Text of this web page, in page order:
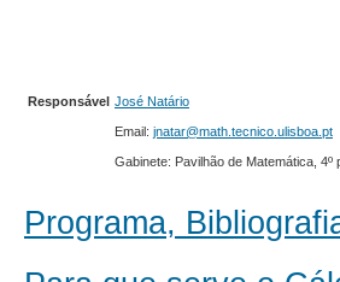
Responsável José Natário
Email: jnatar@math.tecnico.ulisboa.pt
Gabinete: Pavilhão de Matemática, 4º
Programa,